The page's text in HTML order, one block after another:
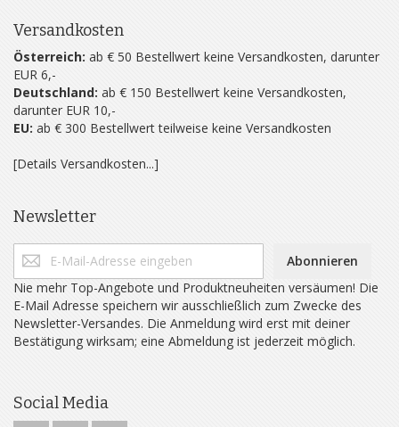
Versandkosten
Österreich: ab € 50 Bestellwert keine Versandkosten, darunter
EUR 6,-
Deutschland: ab € 150 Bestellwert keine Versandkosten,
darunter EUR 10,-
EU: ab € 300 Bestellwert teilweise keine Versandkosten
[Details Versandkosten...]
Newsletter
Abonnieren
Nie mehr Top-Angebote und Produktneuheiten versäumen! Die
E-Mail Adresse speichern wir ausschließlich zum Zwecke des
Newsletter-Versandes. Die Anmeldung wird erst mit deiner
Bestätigung wirksam; eine Abmeldung ist jederzeit möglich.
Social Media